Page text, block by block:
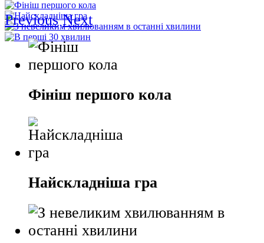
Previous Next
Фініш першого кола
Найскладніша гра